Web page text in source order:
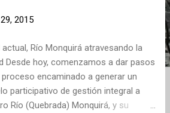
2015
actual, Río Monquirá atravesando la
Desde hoy, comenzamos a dar pasos
proceso encaminado a generar un
participativo de gestión integral a
Río (Quebrada) Monquirá, y su